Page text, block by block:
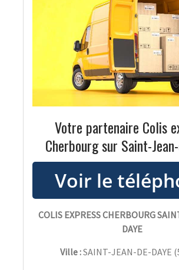
Votre partenaire Colis
Cherbourg sur Saint-
COLIS EXPRESS CHERBOURG
DAYE
Ville :SAINT-JEAN-DE-DAYE (